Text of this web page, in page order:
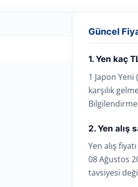
Güncel
1. Yen kaç
1 Japon Yeni
karşılık
Bilgilendirme
2. Yen alış
Yen alış
08 Ağustos
tavsiyesi